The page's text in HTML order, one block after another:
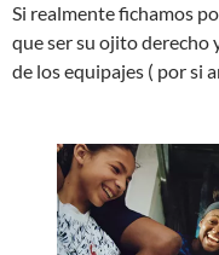
Si realmente fichamos
que ser su ojito derecho
de los equipajes ( por si